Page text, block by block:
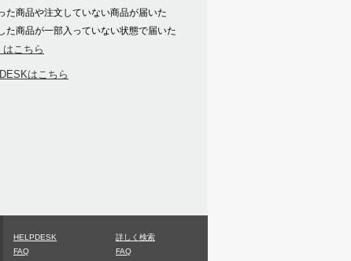
た商品や注文していない商品が届いた
た商品が一部入っていない状態で届いた
こちら
はこちら
HELPDESK
FAQ
詳しく検索
FAQ